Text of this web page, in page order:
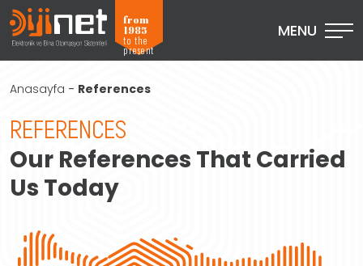
from
1985
to the
present
MENU
Anasayfa - References
REFERENCES
Our References That Carried
Us Today